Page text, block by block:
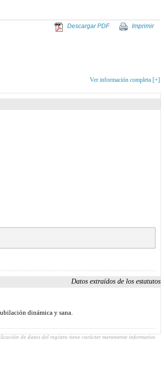
Imprimir
Descargar PDF
Ver información completa [+]
Datos extraídos de los estatutos
dinámica y sana.
de datos del registro tiene carácter meramente informativo